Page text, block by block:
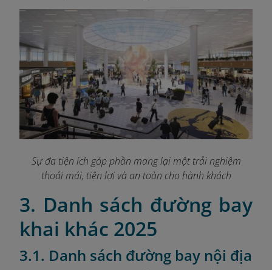
Sự đa tiện ích góp phần mang lại một trải nghiệm
thoải mái, tiện lợi và an toàn cho hành khách
3. Danh sách đường bay
khai khác 2025
3.1. Danh sách đường bay nội địa